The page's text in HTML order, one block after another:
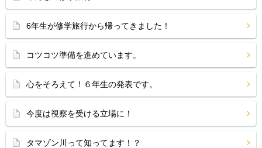
6年生が修学旅行から帰ってきました！
コツコツ準備を進めています。
心をそろえて！６年生の発表です。
今度は視察を受ける立場に！
タマゾン川って知ってます！？